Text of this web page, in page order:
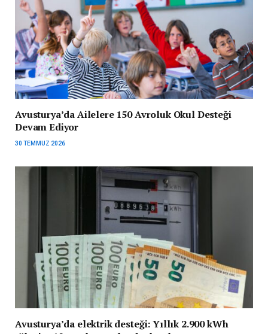
Avusturya’da Ailelere 150 Avroluk Okul Desteği
Devam Ediyor
30 TEMMUZ 2026
Avusturya’da elektrik desteği: Yıllık 2.900 kWh